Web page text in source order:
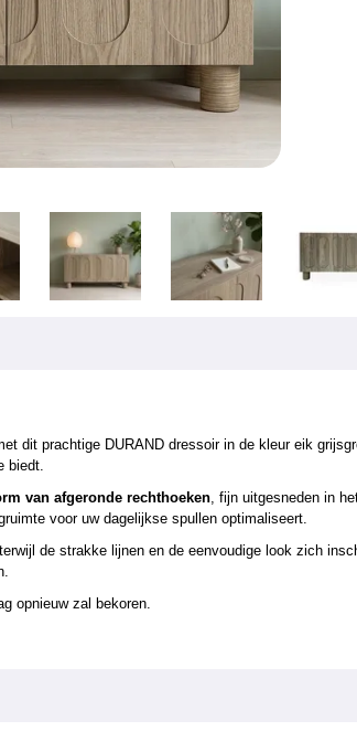
dit prachtige DURAND dressoir in de kleur eik
biedt.
van afgeronde rechthoeken, fijn uitgesneden in
voor uw dagelijkse spullen optimaliseert.
de strakke lijnen en de eenvoudige look zich
opnieuw zal bekoren.